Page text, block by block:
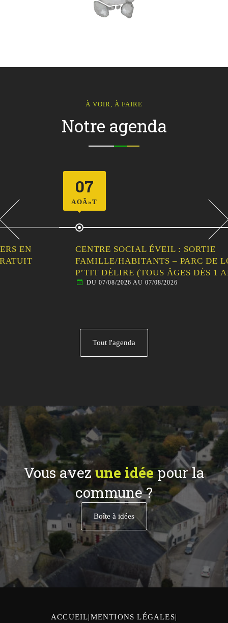
À VOIR, À FAIRE
Notre agenda
AOÃ»T
CENTRE SOCIAL ÉVEIL : SORTIE
FAMILLE/HABITANTS – PARC DE LOISIRS LE
P’TIT DÉLIRE (TOUS ÂGES DÈS 1 AN)
DU 07/08/2026 AU 07/08/2026
Tout l'agenda
Vous avezune idéepour la
commune ?
Boîte à idées
ACCUEIL MENTIONS LÉGALES